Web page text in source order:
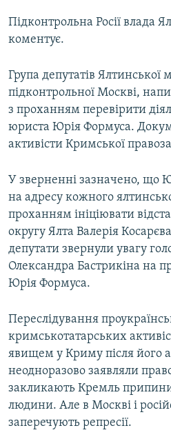
Підконтрольна Росії влада
коментує.
Група депутатів Ялтинської
підконтрольної Москві,
з проханням перевірити
юриста Юрія Формуса.
активісти Кримської
У зверненні зазначено, що
на адресу кожного
проханням ініціювати
округу Ялта Валерія
депутати звернули увагу
Олександра Бастрикіна на
Юрія Формуса.
Переслідування
кримськотатарських
явищем у Криму після його
неодноразово заявляли
закликають Кремль
людини. Але в Москві і
заперечують репресії.